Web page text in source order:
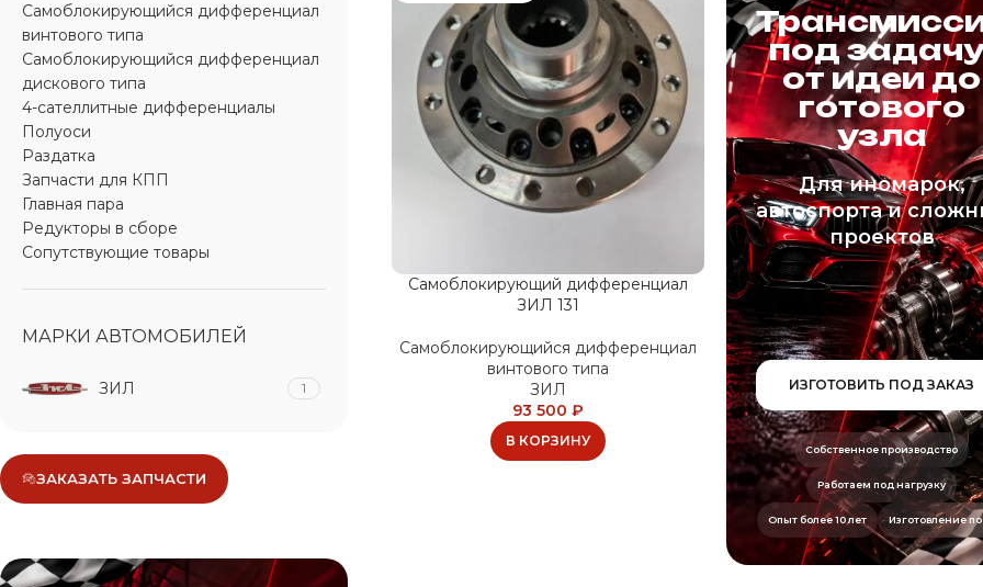
Самоблокирующийся дифференциал
винтового типа
Самоблокирующийся дифференциал
дискового типа
4-сателлитные дифференциалы
Полуоси
Раздатка
Запчасти для КПП
Главная пара
Редукторы в сборе
Сопутствующие товары
МАРКИ АВТОМОБИЛЕЙ
ЗИЛ 1
ЗАКАЗАТЬ ЗАПЧАСТИ
Самоблокирующий дифференциал
ЗИЛ 131
Самоблокирующийся дифференциал
винтового типа
ЗИЛ
93 500 ₽
В КОРЗИНУ
под
от идеи до
готового
узла
Для иномарок,
автоспорта и
проектов
ИЗГОТОВИТЬ ПОД ЗАКАЗ
Собственное производство
Работаем под нагрузку
Опыт более 10 лет Изготовление по